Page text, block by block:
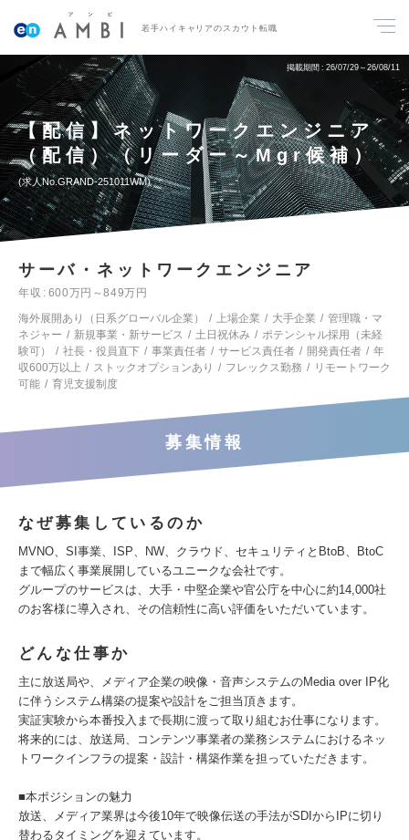
若手ハイキャリアのスカウト転職
掲載期間 26/07/29～26/08/11
【配信】ネットワークエンジニア
（配信）（リーダー～Mgr候補）
求人No.GRAND-251011WM
サーバ・ネットワークエンジニア
年収
600万円～849万円
海外展開あり（日系グローバル企業）
上場企業 大手企業
管理職・マ
ネジャー
新規事業・新サービス 土日祝休み
ポテンシャル採用（未経
験可）
社長・役員直下 事業責任者 サービス責任者 開発責任者
年
収600万以上
ストックオプションあり フレックス勤務
リモートワーク
可能
育児支援制度
募集情報
なぜ募集しているのか
MVNO、SI事業、ISP、NW、クラウド、セキュリティとBtoB、BtoC
まで幅広く事業展開しているユニークな会社です。
グループのサービスは、大手・中堅企業や官公庁を中心に約14,000社
のお客様に導入され、その信頼性に高い評価をいただいています。
どんな仕事か
主に放送局や、メディア企業の映像・音声システムのMedia over IP化
に伴うシステム構築の提案や設計をご担当頂きます。
実証実験から本番投入まで長期に渡って取り組むお仕事になります。
将来的には、放送局、コンテンツ事業者の業務システムにおけるネッ
トワークインフラの提案・設計・構築作業を担っていただきます。
■本ポジションの魅力
放送、メディア業界は今後10年で映像伝送の手法がSDIからIPに切り
替わるタイミングを迎えています。